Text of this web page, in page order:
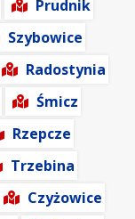
Prudnik
Szybowice
Radostynia
Śmicz
Rzepcze
Trzebina
Czyżowice